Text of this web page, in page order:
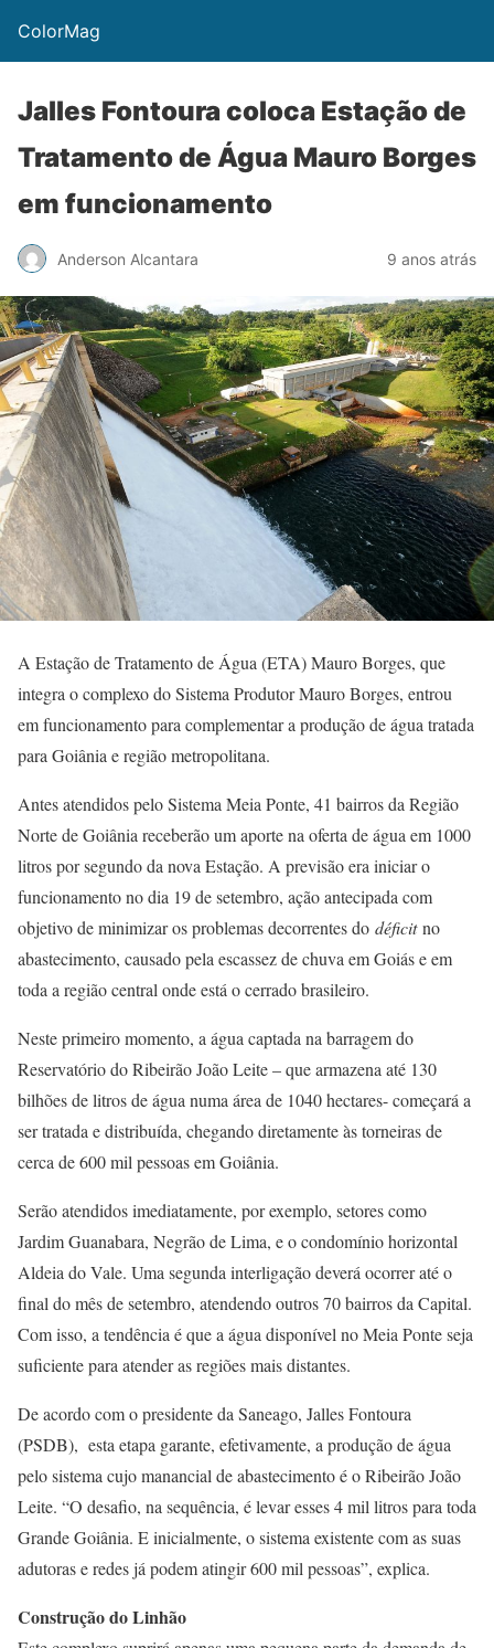
ColorMag
Jalles Fontoura coloca Estação de
Tratamento de Água Mauro Borges
em funcionamento
Anderson Alcantara 9 anos atrás
A Estação de Tratamento de Água (ETA) Mauro Borges, que
integra o complexo do Sistema Produtor Mauro Borges, entrou
em funcionamento para complementar a produção de água tratada
para Goiânia e região metropolitana.
Antes atendidos pelo Sistema Meia Ponte, 41 bairros da Região
Norte de Goiânia receberão um aporte na oferta de água em 1000
litros por segundo da nova Estação. A previsão era iniciar o
funcionamento no dia 19 de setembro, ação antecipada com
objetivo de minimizar os problemas decorrentes do déficitno
abastecimento, causado pela escassez de chuva em Goiás e em
toda a região central onde está o cerrado brasileiro.
Neste primeiro momento, a água captada na barragem do
Reservatório do Ribeirão João Leite – que armazena até 130
bilhões de litros de água numa área de 1040 hectares- começará a
ser tratada e distribuída, chegando diretamente às torneiras de
cerca de 600 mil pessoas em Goiânia.
Serão atendidos imediatamente, por exemplo, setores como
Jardim Guanabara, Negrão de Lima, e o condomínio horizontal
Aldeia do Vale. Uma segunda interligação deverá ocorrer até o
final do mês de setembro, atendendo outros 70 bairros da Capital.
Com isso, a tendência é que a água disponível no Meia Ponte seja
suficiente para atender as regiões mais distantes.
De acordo com o presidente da Saneago, Jalles Fontoura
(PSDB), esta etapa garante, efetivamente, a produção de água
pelo sistema cujo manancial de abastecimento é o Ribeirão João
Leite. “O desafio, na sequência, é levar esses 4 mil litros para toda
Grande Goiânia. E inicialmente, o sistema existente com as suas
adutoras e redes já podem atingir 600 mil pessoas”, explica.
Construção do Linhão